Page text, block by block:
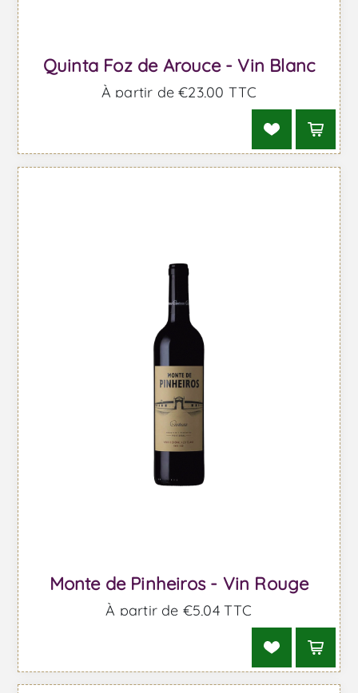
Quinta Foz de Arouce - Vin Blanc
À partir de €23,00 TTC
Monte de Pinheiros - Vin Rouge
À partir de €5,04 TTC